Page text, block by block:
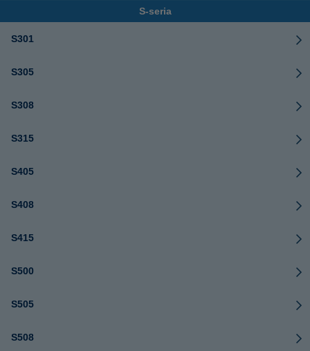
S-seria
S301
S305
S308
S315
S405
S408
S415
S500
S505
S508